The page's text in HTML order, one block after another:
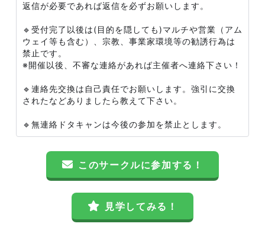
返信が必要であれば返信を必ずお願いします。
🔹受付完了以後は(目的を隠しても)マルチや営業（アム
ウェイ等も含む）、宗教、事業家環境等の勧誘行為は
禁止です。
※開催以後、不審な連絡があれば主催者へ連絡下さい！
🔹連絡先交換は自己責任でお願いします。強引に交換
されたなどありましたら教えて下さい。
🔹無連絡ドタキャンは今後の参加を禁止とします。
このサークルに参加する！
見学してみる！